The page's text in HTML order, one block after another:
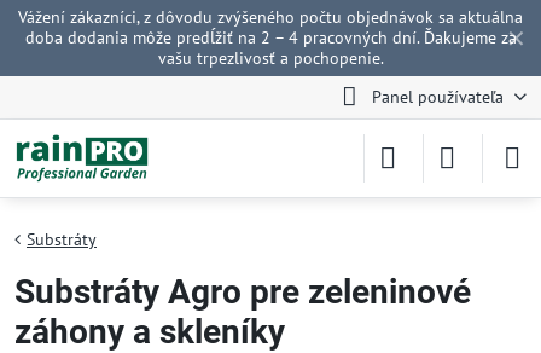
✕
Vážení zákazníci, z dôvodu zvýšeného počtu objednávok sa aktuálna
doba dodania môže predĺžiť na 2 – 4 pracovných dní. Ďakujeme za
vašu trpezlivosť a pochopenie.
Panel používateľa
Substráty
Substráty Agro pre zeleninové
záhony a skleníky